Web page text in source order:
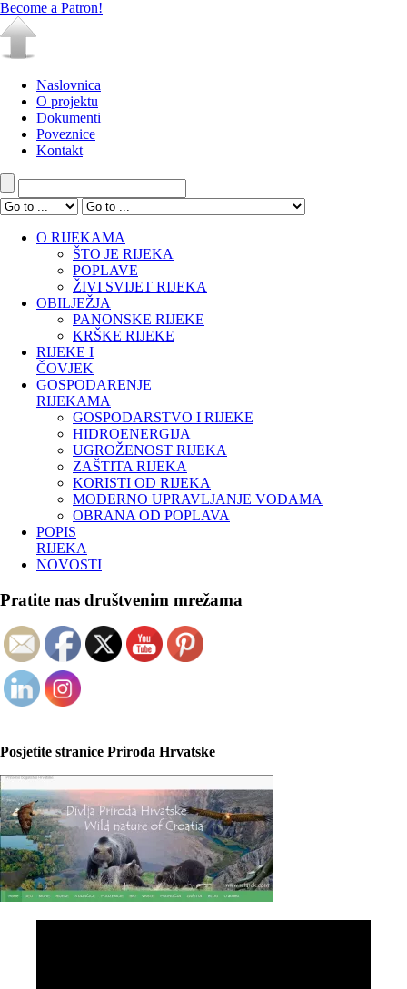
Become a Patron!
Naslovnica
O projektu
Dokumenti
Poveznice
Kontakt
O RIJEKAMA
ŠTO JE RIJEKA
POPLAVE
ŽIVI SVIJET RIJEKA
OBILJEŽJA
PANONSKE RIJEKE
KRŠKE RIJEKE
RIJEKE I
ČOVJEK
GOSPODARENJE
RIJEKAMA
GOSPODARSTVO I RIJEKE
HIDROENERGIJA
UGROŽENOST RIJEKA
ZAŠTITA RIJEKA
KORISTI OD RIJEKA
MODERNO UPRAVLJANJE VODAMA
OBRANA OD POPLAVA
POPIS
RIJEKA
NOVOSTI
Pratite nas društvenim mrežama
Posjetite stranice Priroda Hrvatske